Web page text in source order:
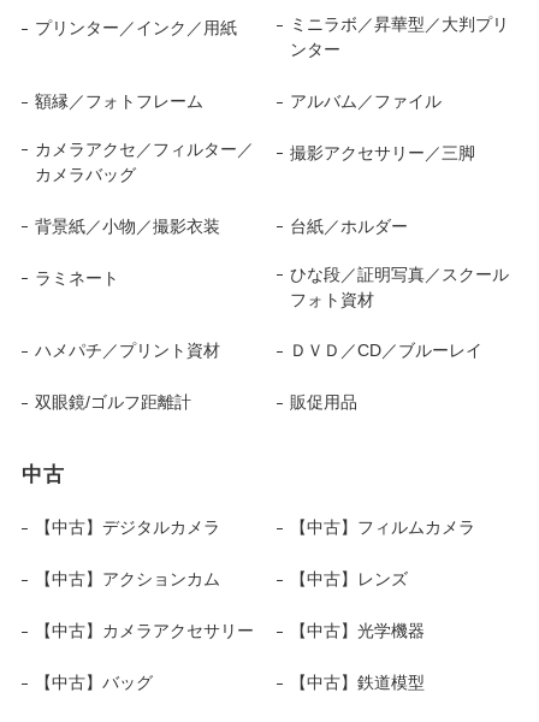
プリンター／インク／用紙
ミニラボ／昇華型／大判プリ
ンター
額縁／フォトフレーム アルバム／ファイル
カメラアクセ／フィルター／
カメラバッグ
撮影アクセサリー／三脚
背景紙／小物／撮影衣装 台紙／ホルダー
ラミネート
ひな段／証明写真／スクール
フォト資材
ハメパチ／プリント資材 ＤＶＤ／CD／ブルーレイ
双眼鏡/ゴルフ距離計 販促用品
中古
【中古】デジタルカメラ 【中古】フィルムカメラ
【中古】アクションカム 【中古】レンズ
【中古】カメラアクセサリー 【中古】光学機器
【中古】バッグ 【中古】鉄道模型